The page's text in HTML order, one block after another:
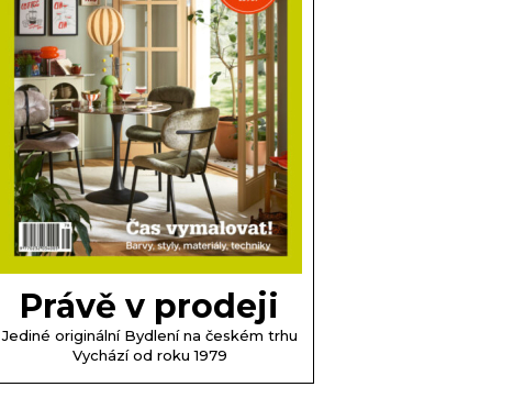
Právě v prodeji
Jediné originální Bydlení na českém trhu
Vychází od roku 1979